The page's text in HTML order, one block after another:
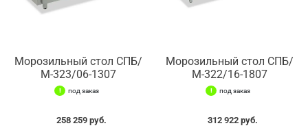
Морозильный стол СПБ/
М-323/06-1307
под заказ
258 259 руб.
Морозильный стол СПБ/
М-322/16-1807
под заказ
312 922 руб.